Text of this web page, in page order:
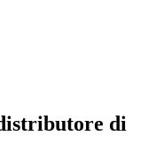
di